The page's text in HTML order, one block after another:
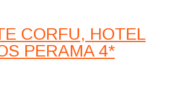
CORFU, HOTEL
PERAMA 4*